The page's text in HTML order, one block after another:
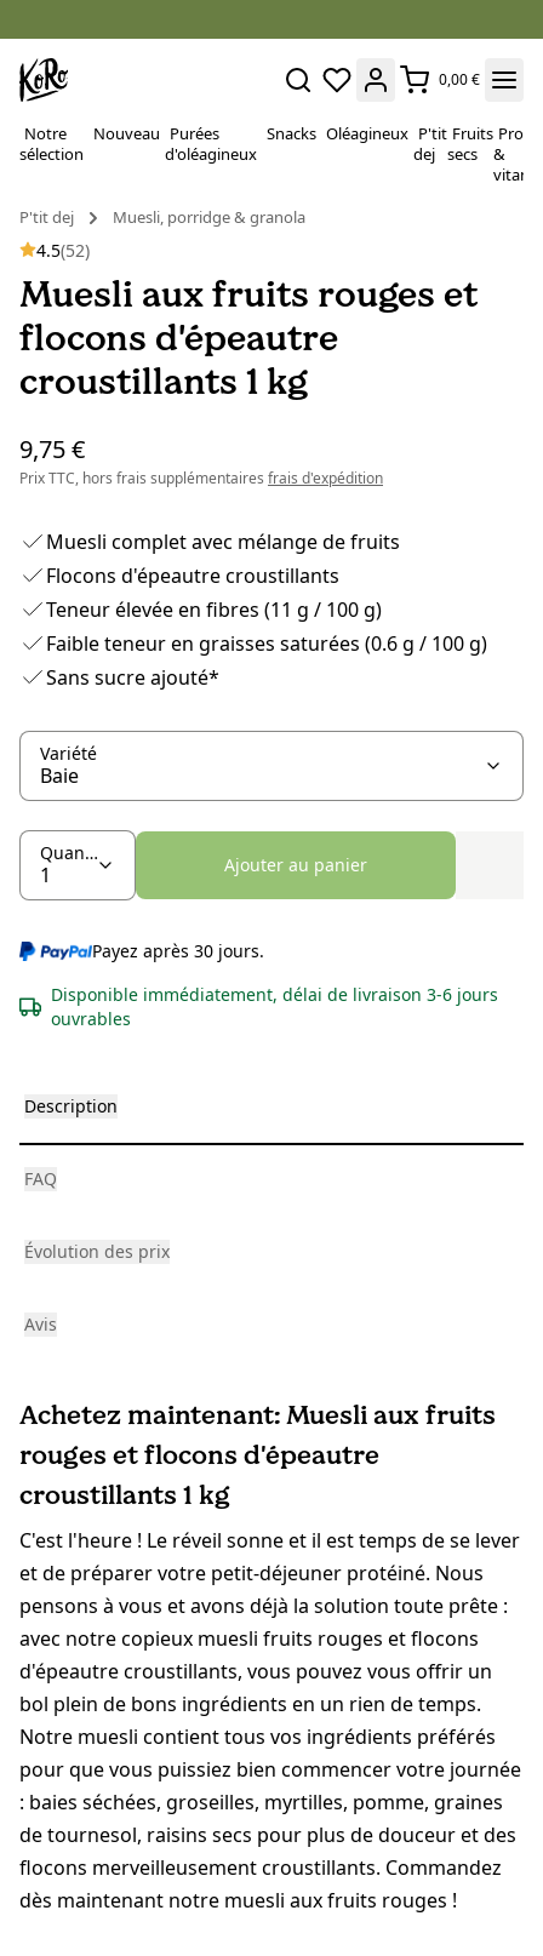
0,00 €
Notre
sélection
Nouveau Purées
d'oléagineux
Snacks Oléagineux P'tit
dej
Fruits
secs
&
P'tit dej
Muesli, porridge & granola
4.5(52)
Muesli aux fruits rouges et
flocons d'épeautre
croustillants 1 kg
9,75 €
Prix TTC, hors frais supplémentaires frais d'expédition
Muesli complet avec mélange de fruits
Flocons d'épeautre croustillants
Teneur élevée en fibres (11 g / 100 g)
Faible teneur en graisses saturées (0.6 g / 100 g)
Sans sucre ajouté*
Variété
Quantité
Ajouter au panier
Payez après 30 jours.
Disponible immédiatement, délai de livraison 3-6 jours
ouvrables
Description
FAQ
Évolution des prix
Avis
Achetez maintenant: Muesli aux fruits
rouges et flocons d'épeautre
croustillants 1 kg
C'est l'heure ! Le réveil sonne et il est temps de se lever
et de préparer votre petit-déjeuner protéiné. Nous
pensons à vous et avons déjà la solution toute prête :
avec notre copieux muesli fruits rouges et flocons
d'épeautre croustillants, vous pouvez vous offrir un
bol plein de bons ingrédients en un rien de temps.
Notre muesli contient tous vos ingrédients préférés
pour que vous puissiez bien commencer votre journée
: baies séchées, groseilles, myrtilles, pomme, graines
de tournesol, raisins secs pour plus de douceur et des
flocons merveilleusement croustillants. Commandez
dès maintenant notre muesli aux fruits rouges !